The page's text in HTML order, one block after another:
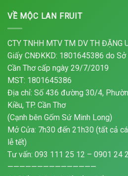
VỀ MỘC LAN FRUIT
CTY TNHH MTV TM DV TH ĐẶNG
Giấy CNĐKKD: 1801645386 do
Cần Thơ cấp ngày 29/7/2019
MST: 1801645386
Địa chỉ: Số 436 đường 30/4,
Kiều, TP. Cần Thơ
(Cạnh bên Gốm Sứ Minh Long)
Mở Cửa: 7h30 đến 21h30 (tất cả
lễ tết)
Tư vấn: 093 111 25 12 – 0901 24
———————————————